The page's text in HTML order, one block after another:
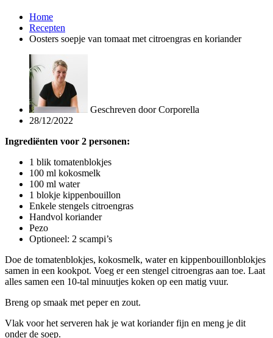
Home
Recepten
Oosters soepje van tomaat met citroengras en koriander
Geschreven doorCorporella
28/12/2022
Ingrediënten voor 2 personen:
1 blik tomatenblokjes
100 ml kokosmelk
100 ml water
1 blokje kippenbouillon
Enkele stengels citroengras
Handvol koriander
Pezo
Optioneel: 2 scampi’s
Doe de tomatenblokjes, kokosmelk, water en kippenbouillonblokjes
samen in een kookpot. Voeg er een stengel citroengras aan toe. Laat
alles samen een 10-tal minuutjes koken op een matig vuur.
Breng op smaak met peper en zout.
Vlak voor het serveren hak je wat koriander fijn en meng je dit
onder de soep.